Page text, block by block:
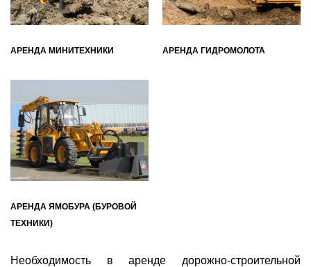
АРЕНДА МИНИТЕХНИКИ АРЕНДА ГИДРОМОЛОТА
АРЕНДА ЯМОБУРА (БУРОВОЙ
ТЕХНИКИ)
Необходимость в аренде дорожно-строительной